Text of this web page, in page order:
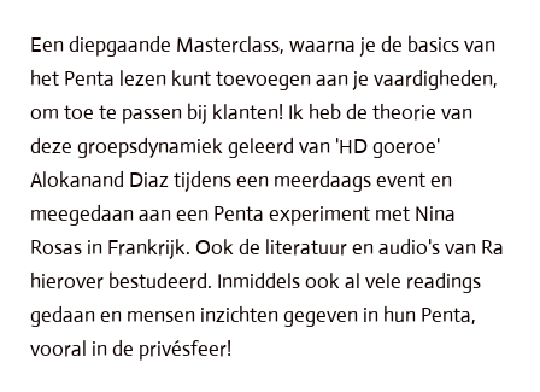
Een diepgaande Masterclass, waarna je de basics van
het Penta lezen kunt toevoegen aan je vaardigheden,
om toe te passen bij klanten! Ik heb de theorie van
deze groepsdynamiek geleerd van 'HD goeroe'
Alokanand Diaz tijdens een meerdaags event en
meegedaan aan een Penta experiment met Nina
Rosas in Frankrijk. Ook de literatuur en audio's van Ra
hierover bestudeerd. Inmiddels ook al vele readings
gedaan en mensen inzichten gegeven in hun Penta,
vooral in de privésfeer!